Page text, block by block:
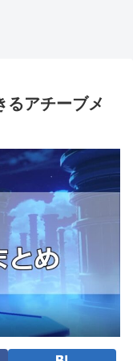
るアチーブメ